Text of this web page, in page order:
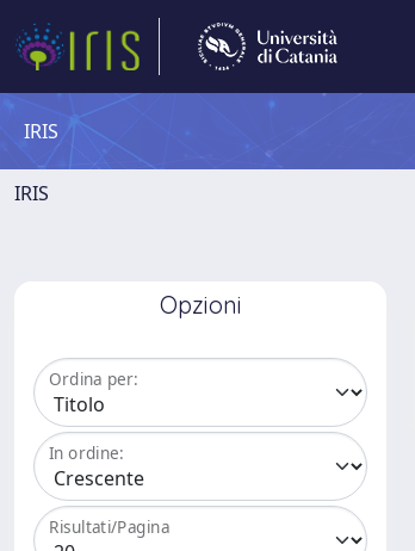
IRIS
IRIS
Opzioni
Ordina per:
In ordine:
Risultati/Pagina